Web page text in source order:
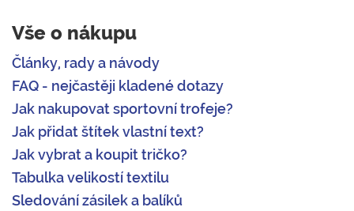
Vše o nákupu
Články, rady a návody
FAQ - nejčastěji kladené dotazy
Jak nakupovat sportovní trofeje?
Jak přidat štítek vlastní text?
Jak vybrat a koupit tričko?
Tabulka velikostí textilu
Sledování zásilek a balíků